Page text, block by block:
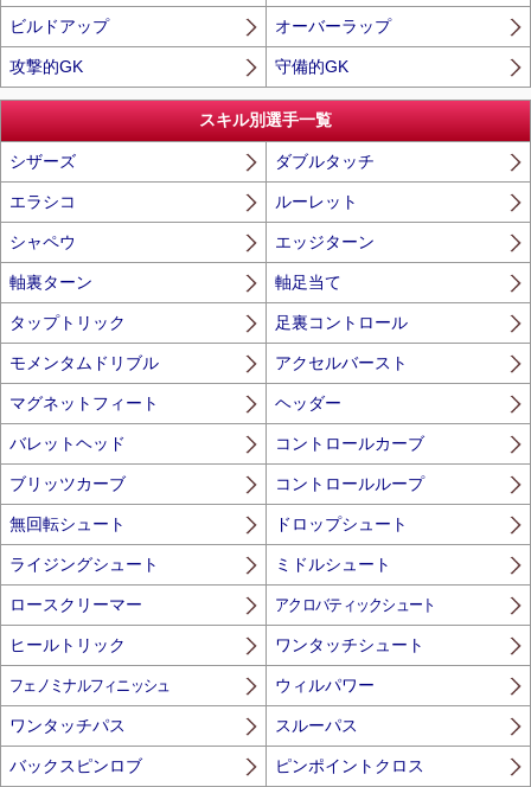
ビルドアップ オーバーラップ
攻撃的GK 守備的GK
スキル別選手一覧
シザーズ ダブルタッチ
エラシコ ルーレット
シャペウ エッジターン
軸裏ターン 軸足当て
タップトリック 足裏コントロール
モメンタムドリブル アクセルバースト
マグネットフィート ヘッダー
バレットヘッド コントロールカーブ
ブリッツカーブ コントロールループ
無回転シュート ドロップシュート
ライジングシュート ミドルシュート
ロースクリーマー アクロバティックシュート
ヒールトリック ワンタッチシュート
フェノミナルフィニッシュ ウィルパワー
ワンタッチパス スルーパス
バックスピンロブ ピンポイントクロス